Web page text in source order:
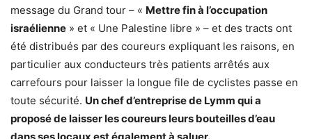
message du Grand tour – « Mettre fin à l’occupation
israélienne » et « Une Palestine libre » – et des tracts ont
été distribués par des coureurs expliquant les raisons, en
particulier aux conducteurs très patients arrêtés aux
carrefours pour laisser la longue file de cyclistes passe en
toute sécurité. Un chef d’entreprise de Lymm qui a
proposé de laisser les coureurs leurs bouteilles d’eau